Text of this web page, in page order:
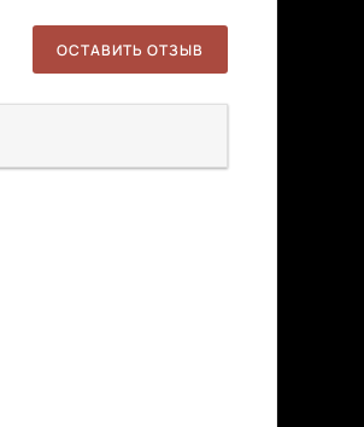
ОСТАВИТЬ ОТЗЫВ